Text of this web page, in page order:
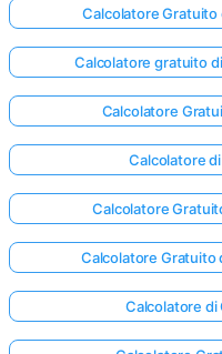
Calcolatore Gratuito
Calcolatore gratuito
Calcolatore
Calcolatore
Calcolatore
Calcolatore Gratuito
Calcolatore